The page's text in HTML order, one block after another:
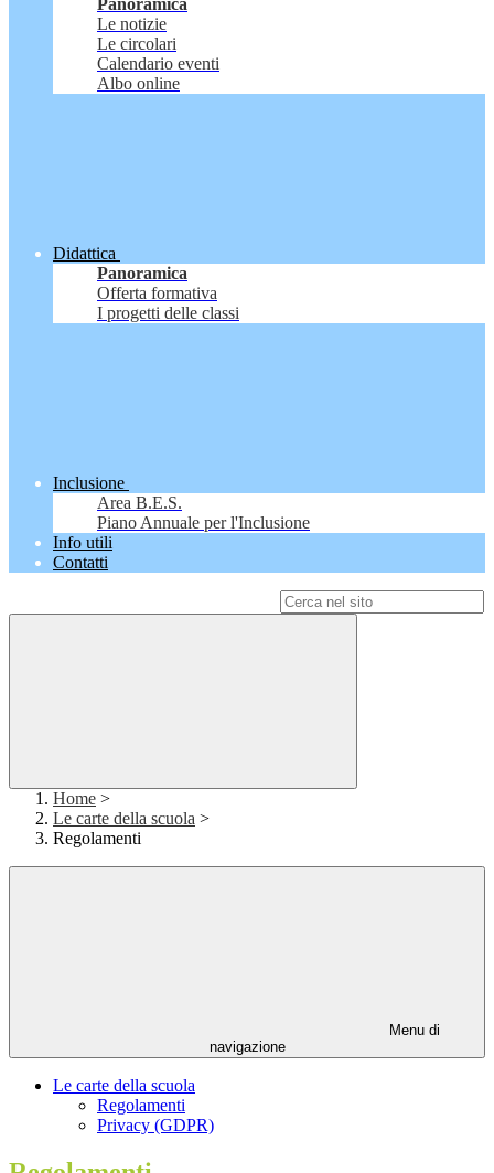
Panoramica
Le notizie
Le circolari
Calendario eventi
Albo online
Didattica
Panoramica
Offerta formativa
I progetti delle classi
Inclusione
Area B.E.S.
Piano Annuale per l'Inclusione
Info utili
Contatti
Home >
Le carte della scuola >
Regolamenti
Menu di
navigazione
Le carte della scuola
Regolamenti
Privacy (GDPR)